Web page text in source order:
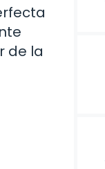
de la